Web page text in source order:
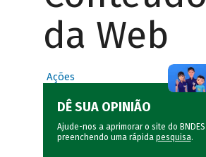
da Web
Ações
DÊ SUA OPINIÃO
Ajude-nos a aprimorar o site do BNDES
preenchendo uma rápida pesquisa.